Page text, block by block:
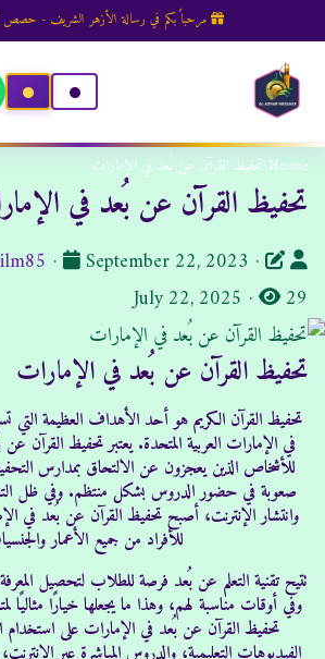
مرحباً بكم في رسالة الأزهر الشريف - حصص
Home تحفيظ القرآن عن بُعد في الإمارات
تحفيظ القرآن عن بُعد في
ا
ك
ا
ب
:
·
ت
ي
ا
ل
ن
ر
:
September 22, 2023 ·
July 22, 2025 ·
ل
م
ش
ا
ه
د
ت
29
تحفيظ القرآن عن بُعد في الإمارات
تحفيظ القرآن الكريم هو أحد الأهداف العظيمة التي
في الإمارات العربية المتحدة. يعتبر تحفيظ القرآن
للأشخاص الذين يعجزون عن الالتحاق بمدارس
صعوبة في حضور الدروس بشكل منتظم. وفي ظل
وانتشار الإنترنت، أصبح تحفيظ القرآن عن بُعد في
للأفراد من جميع الأعمار
تتيح تقنية التعلم عن بُعد فرصة للطلاب لتحصيل
وفي أوقات مناسبة لهم، وهذا ما يجعلها خيارًا مثاليًا
تحفيظ القرآن عن بُعد في الإمارات على استخدام